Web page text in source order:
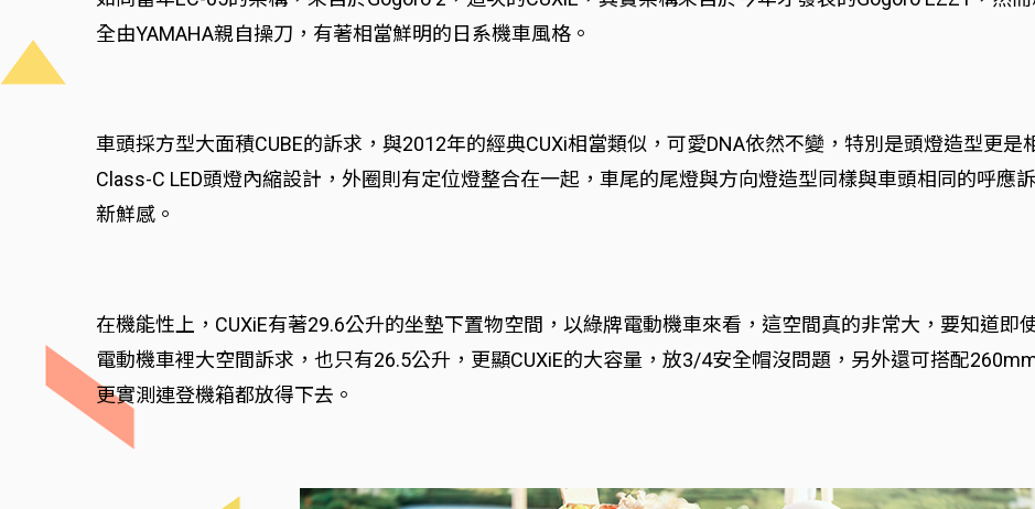
全由YAMAHA親自操刀，有著相當鮮明的日系機車風格。
車頭採方型大面積CUBE的訴求，與2012年的經典CUXi相當類似，可愛DNA依然不變，特別是頭燈造型更
Class-C LED頭燈內縮設計，外圈則有定位燈整合在一起，車尾的尾燈與方向燈造型同樣與車頭相同的呼應
新鮮感。
在機能性上，CUXiE有著29.6公升的坐墊下置物空間，以綠牌電動機車來看，這空間真的非常大，要知道即
電動機車裡大空間訴求，也只有26.5公升，更顯CUXiE的大容量，放3/4安全帽沒問題，另外還可搭配
更實測連登機箱都放得下去。